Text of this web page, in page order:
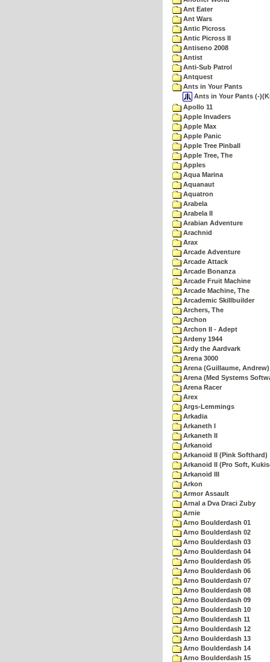
Ant Eater
Ant Wars
Antic Picross
Antic Picross II
Antiseno 2008
Antist
Anti-Sub Patrol
Antquest
Ants in Your Pants
Ants in Your Pants (-
Apollo 11
Apple Invaders
Apple Max
Apple Panic
Apple Tree Pinball
Apple Tree, The
Apples
Aqua Marina
Aquanaut
Aquatron
Arabela
Arabela II
Arabian Adventure
Arachnid
Arax
Arcade Adventure
Arcade Attack
Arcade Bonanza
Arcade Fruit Machine
Arcade Machine, The
Arcademic Skillbuilder
Archers, The
Archon
Archon II - Adept
Ardeny 1944
Ardy the Aardvark
Arena 3000
Arena (Guillaume, Andrew)
Arena (Med Systems
Arena Racer
Arex
Args-Lemmings
Arkadia
Arkaneth I
Arkaneth II
Arkanoid
Arkanoid II (Pink Softhard)
Arkanoid II (Pro Soft,
Arkanoid III
Arkon
Armor Assault
Arnal a Dva Draci Zuby
Arnie
Arno Boulderdash 01
Arno Boulderdash 02
Arno Boulderdash 03
Arno Boulderdash 04
Arno Boulderdash 05
Arno Boulderdash 06
Arno Boulderdash 07
Arno Boulderdash 08
Arno Boulderdash 09
Arno Boulderdash 10
Arno Boulderdash 11
Arno Boulderdash 12
Arno Boulderdash 13
Arno Boulderdash 14
Arno Boulderdash 15